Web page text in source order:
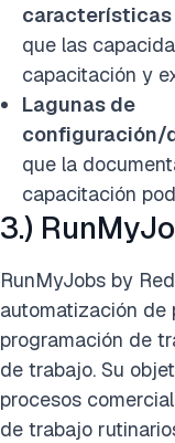
características
que las
capacitación y
Lagunas de
configuración/
que la
capacitación
3.)
RunMyJobs by
automatización de
programación de
de trabajo. Su
procesos
de trabajo